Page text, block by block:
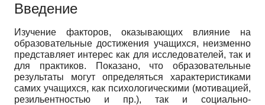
Введение
Изучение факторов, оказывающих влияние на
образовательные достижения учащихся, неизменно
представляет интерес как для исследователей, так и
для практиков. Показано, что образовательные
результаты могут определяться характеристиками
самих учащихся, как психологическими (мотивацией,
резильентностью и пр.), так и социально-